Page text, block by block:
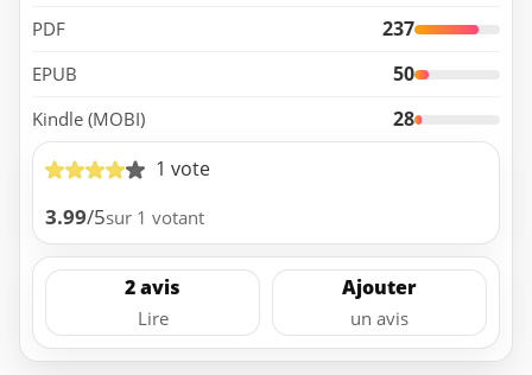
PDF 237
EPUB 50
Kindle (MOBI)
28
1 vote
3.99/5sur 1 votant
2 avis
Lire
Ajouter
un avis